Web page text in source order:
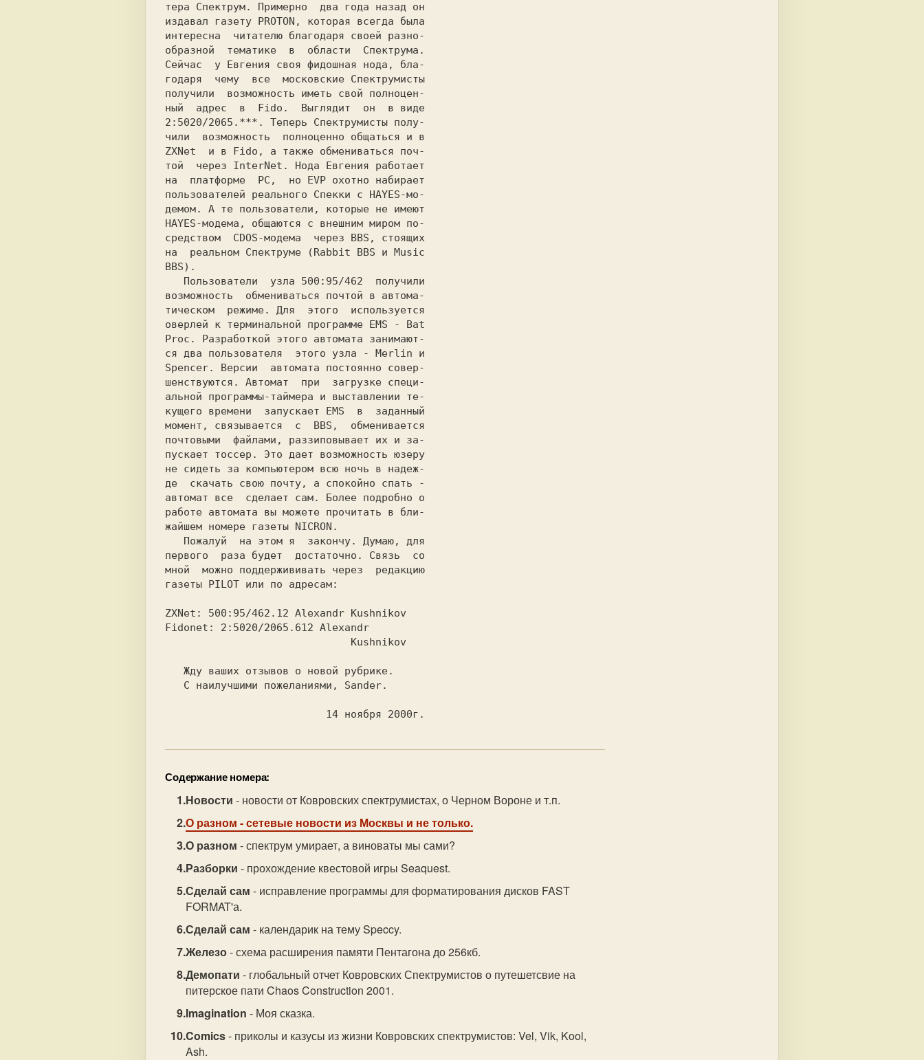
тера Спектрум. Примерно  два года назад он
издавал газету PROTON, которая всегда была
интересна  читателю благодаря своей разно-
образной  тематике  в  области  Спектрума.
Сейчас  у Евгения своя фидошная нода, бла-
годаря  чему  все  московские Спектрумисты
получили  возможность иметь свой полноцен-
ный  адрес  в  Fido.  Выглядит  он  в виде
2:5020/2065.***. Теперь Спектрумисты полу-
чили  возможность  полноценно общаться и в
ZXNet  и в Fido, а также обмениваться поч-
той  через InterNet. Нода Евгения работает
на  платформе  PC,  но EVP охотно набирает
пользователей реального Спекки с HAYES-мо-
демом. А те пользователи, которые не имеют
HAYES-модема, общаются с внешним миром по-
средством  CDOS-модема  через BBS, стоящих
на  реальном Спектруме (Rabbit BBS и Music
BBS).
возможность  обмениваться почтой в автома-
тическом  режиме. Для  этого  используется
оверлей к терминальной программе EMS - Bat
Proc. Разработкой этого автомата занимают-
ся два пользователя  этого узла - Merlin и
Spencer. Версии  автомата постоянно совер-
шенствуются. Автомат  при  загрузке специ-
альной программы-таймера и выставлении те-
кущего времени  запускает EMS  в  заданный
момент, связывается  с  BBS,  обменивается
почтовыми  файлами, раззиповывает их и за-
пускает тоссер. Это дает возможность юзеру
не сидеть за компьютером всю ночь в надеж-
де  скачать свою почту, а спокойно спать -
автомат все  сделает сам. Более подробно о
работе автомата вы можете прочитать в бли-
жайшем номере газеты NICRON.
первого  раза будет  достаточно. Связь  со
мной  можно поддержививать через  редакцию
газеты PILOT или по адресам:
ZXNet: 500:95/462.12 Alexandr Kushnikov
Fidonet: 2:5020/2065.612 Alexandr
                          14 ноября 2000г.
Содержание номера:
Новости - новости от Ковровских спектрумистах, о Черном Вороне и т.п.
О разном - сетевые новости из Москвы и не только.
О разном - спектрум умирает, а виноваты мы сами?
Разборки - прохождение квестовой игры Seaquest.
Сделай сам - исправление программы для форматирования дисков FAST
FORMAT'а.
Сделай сам - календарик на тему Speccy.
Железо- схема расширения памяти Пентагона до 256кб.
Демопати - глобальный отчет Ковровских Спектрумистов о путешетсвие на
питерское пати Chaos Construction 2001.
Imagination - Моя сказка.
Comics- приколы и казусы из жизни Ковровских спектрумистов: Vel, Vik, Kool,
Ash.